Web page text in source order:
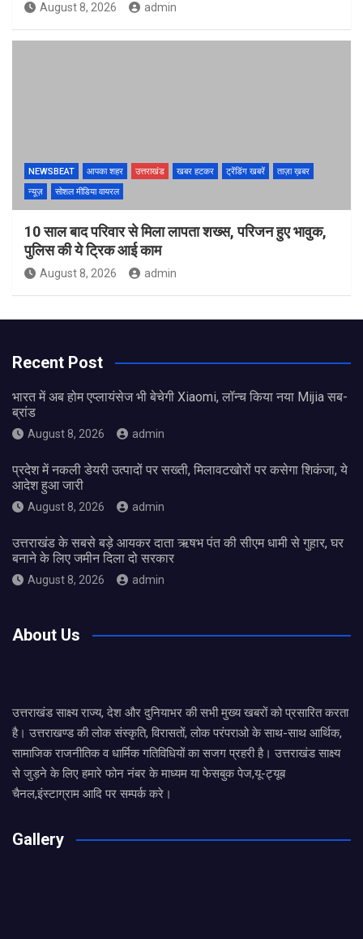
August 8, 2026 admin
NEWSBEAT आपका शहर उत्तराखंड खबर हटकर ट्रेंडिंग खबरें
ताज़ा ख़बर
न्यूज़
सोशल मीडिया वायरल
10 साल बाद परिवार से मिला लापता शख्स, परिजन हुए भावुक,
पुलिस की ये ट्रिक आई काम
August 8, 2026 admin
Recent Post
भारत में अब होम एप्लायंसेज भी बेचेगी Xiaomi, लॉन्च किया नया Mijia सब-
ब्रांड
August 8, 2026 admin
प्रदेश में नकली डेयरी उत्पादों पर सख्ती, मिलावटखोरों पर कसेगा शिकंजा, ये
आदेश हुआ जारी
August 8, 2026 admin
उत्तराखंड के सबसे बड़े आयकर दाता ऋषभ पंत की सीएम धामी से गुहार, घर
बनाने के लिए जमीन दिला दो सरकार
August 8, 2026 admin
About Us
उत्तराखंड साक्ष्य राज्य, देश और दुनियाभर की सभी मुख्य खबरों को प्रसारित करता
है। उत्तराखण्ड की लोक संस्कृति, विरासतों, लोक परंपराओ के साथ-साथ आर्थिक,
सामाजिक राजनीतिक व धार्मिक गतिविधियों का सजग प्रहरी है। उत्तराखंड साक्ष्य
से जुड़ने के लिए हमारे फोन नंबर के माध्यम या फेसबुक पेज,यू-ट्यूब
चैनल,इंस्टाग्राम आदि पर सम्पर्क करे।
Gallery